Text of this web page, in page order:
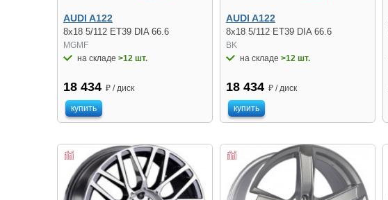
AUDI A122
8x18 5/112 ET39 DIA 66.6
MGMF
на складе >12 шт.
18 434 ₽ / диск
купить
AUDI A122
8x18 5/112 ET39 DIA 66.6
BK
на складе >12 шт.
18 434 ₽ / диск
купить